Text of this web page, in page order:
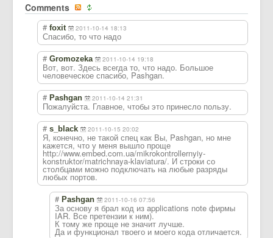
Comments
# foxit 2011-10-14 18:13
Спасибо, то что надо
# Gromozeka 2011-10-14 19:18
Вот, вот. Здесь всегда то, что надо. Большое
человеческое спасибо, Pashgan.
# Pashgan 2011-10-14 21:31
Пожалуйста. Главное, чтобы это принесло пользу.
# s_black 2011-10-15 20:02
Я, конечно, не такой спец как Вы, Pashgan, но мне
кажется, что у меня вышло проще
http://www.embed.com.ua/mikrokontrollernyiy-
konstruktor/matrichnaya-klaviatura/. И строки со
столбцами можно подключать на любые разряды
любых портов.
# Pashgan 2011-10-16 07:56
За основу я брал код из applications note фирмы
IAR. Все претензии к ним).
К тому же проще не значит лучше.
Да и функционал твоего и моего кода отличается.